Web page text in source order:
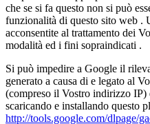
che se si fa questo non si può
funzionalità di questo sito web .
acconsentite al trattamento dei
modalità ed i fini sopraindicati .
Si può impedire a Google il
generato a causa di e legato al
(compreso il Vostro indirizzo IP)
scaricando e installando questo
http://tools.google.com/dlpage/